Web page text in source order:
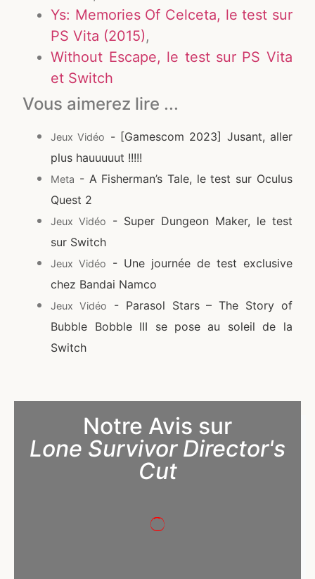
Ys: Memories Of Celceta, le test sur
PS Vita (2015),
Without Escape, le test sur PS Vita
et Switch
Vous aimerez lire ...
Jeux Vidéo - [Gamescom 2023] Jusant, aller
plus hauuuuut !!!!!
Meta - A Fisherman’s Tale, le test sur Oculus
Quest 2
Jeux Vidéo
- Super Dungeon Maker, le test
sur Switch
Jeux Vidéo
- Une journée de test exclusive
chez Bandai Namco
Jeux Vidéo
- Parasol Stars – The Story of
Bubble Bobble III se pose au soleil de la
Switch
Notre Avis sur
Lone Survivor Director's
Cut